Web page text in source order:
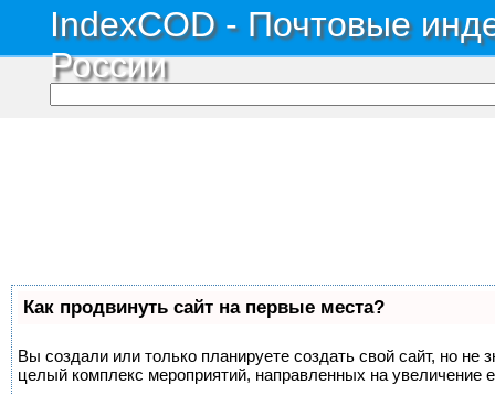
IndexCOD - Почтовые
России
Как продвинуть сайт на первые места?
Вы создали или только планируете создать свой сайт, но не
целый комплекс мероприятий, направленных на увеличение